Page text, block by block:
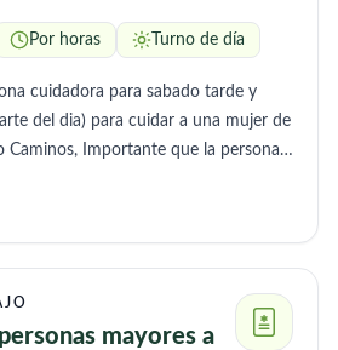
Por horas Turno de día
cuidadora para sabado tarde y
del dia) para cuidar a una mujer de
por privado. Gracias!
mayores a